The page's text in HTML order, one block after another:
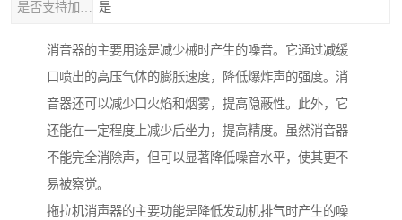
是
消音器的主要用途是减少械时产生的噪音。它通过减缓
口喷出的高压气体的膨胀速度，降低爆炸声的强度。消
音器还可以减少口火焰和烟雾，提高隐蔽性。此外，它
还能在一定程度上减少后坐力，提高精度。虽然消音器
不能完全消除声，但可以显著降低噪音水平，使其更不
易被察觉。
拖拉机消声器的主要功能是降低发动机排气时产生的噪